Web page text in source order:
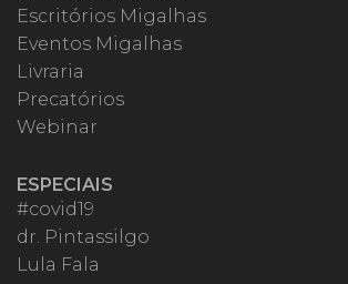
Escritórios Migalhas
Eventos Migalhas
Livraria
Precatórios
Webinar
ESPECIAIS
#covid19
dr. Pintassilgo
Lula Fala